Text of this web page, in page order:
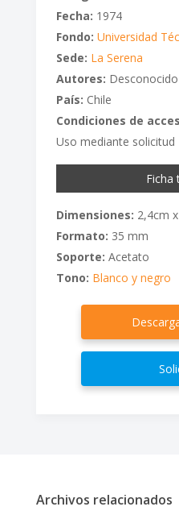
Fecha: 1974
Fondo: Universidad
Sede: La Serena
Autores: Desconocido
País: Chile
Condiciones de
Uso mediante solicitud
Ficha
Dimensiones: 2,4cm
Formato: 35 mm
Soporte: Acetato
Tono: Blanco y negro
Archivos relacionados